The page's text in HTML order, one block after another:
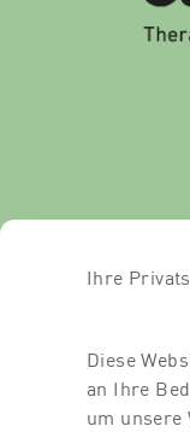
Ihre
Diese
an Ihre
um unsere